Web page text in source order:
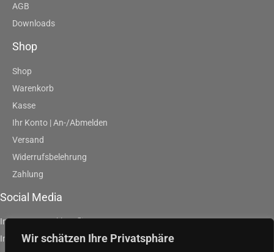
Wir schätzen Ihre Privatsphäre
AGB
Downloads
Shop
Shop
Warenkorb
Kasse
Ihr Konto | An-/Abmelden
Versand
Widerrufsbelehrung
Zahlung
Social Media
Instagram | artklausfliege
Instagram | artpurpleandgreen